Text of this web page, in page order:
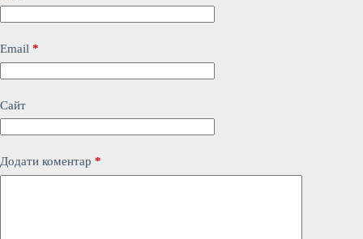
Email *
Сайт
Додати коментар *